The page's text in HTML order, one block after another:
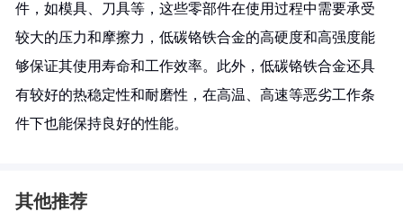
件，如模具、刀具等，这些零部件在使用过程中需要承受
较大的压力和摩擦力，低碳铬铁合金的高硬度和高强度能
够保证其使用寿命和工作效率。此外，低碳铬铁合金还具
有较好的热稳定性和耐磨性，在高温、高速等恶劣工作条
件下也能保持良好的性能。
其他推荐